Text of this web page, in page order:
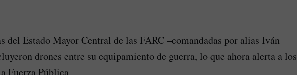
del Estado Mayor Central de las FARC –comandadas por alias Iván
drones entre su equipamiento de guerra, lo que ahora alerta a los
Fuerza Pública.